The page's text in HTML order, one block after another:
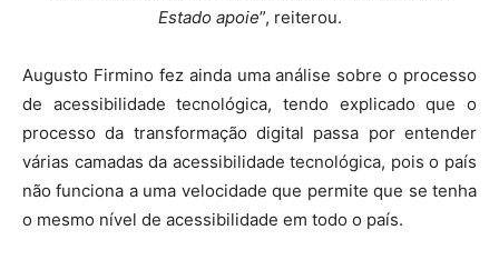
Estado apoie”, reiterou.
Augusto Firmino fez ainda uma análise sobre o processo
de acessibilidade tecnológica, tendo explicado que o
processo da transformação digital passa por entender
várias camadas da acessibilidade tecnológica, pois o país
não funciona a uma velocidade que permite que se tenha
o mesmo nível de acessibilidade em todo o país.